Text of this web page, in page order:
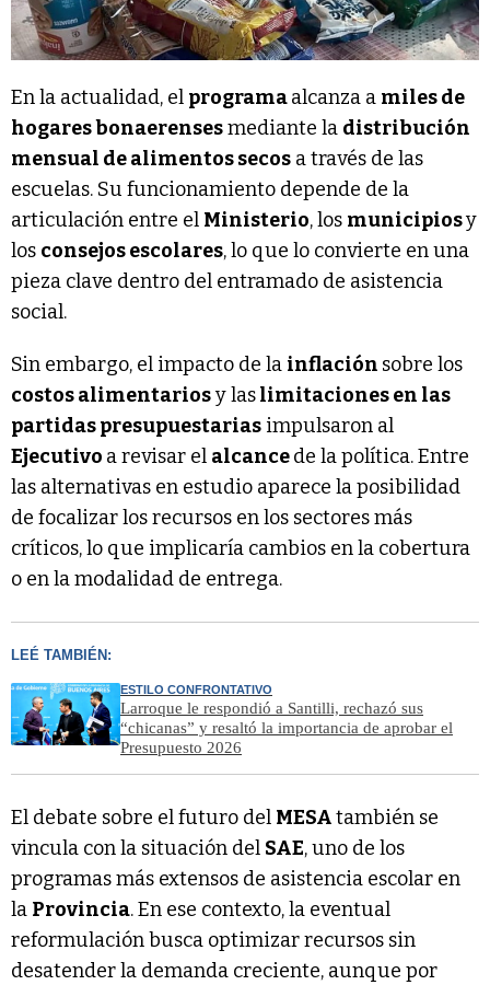
En la actualidad, el programaalcanza a miles de
hogares bonaerensesmediante la distribución
mensual de alimentos secos a través de las
escuelas. Su funcionamiento depende de la
articulación entre el Ministerio, los municipiosy
los consejos escolares, lo que lo convierte en una
pieza clave dentro del entramado de asistencia
social.
Sin embargo, el impacto de la inflación sobre los
costos alimentariosy laslimitaciones en las
partidas presupuestarias impulsaron al
Ejecutivo a revisar el alcancede la política. Entre
las alternativas en estudio aparece la posibilidad
de focalizar los recursos en los sectores más
críticos, lo que implicaría cambios en la cobertura
o en la modalidad de entrega.
LEÉ TAMBIÉN:
ESTILO CONFRONTATIVO
Larroque le respondió a Santilli, rechazó sus
“chicanas” y resaltó la importancia de aprobar el
Presupuesto 2026
El debate sobre el futuro del MESAtambién se
vincula con la situación del SAE, uno de los
programas más extensos de asistencia escolar en
la Provincia. En ese contexto, la eventual
reformulación busca optimizar recursos sin
desatender la demanda creciente, aunque por